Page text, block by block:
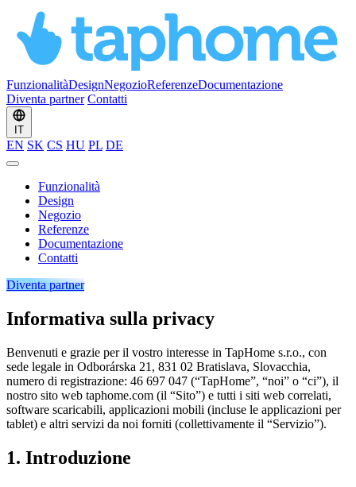
FunzionalitàDesignNegozioReferenzeDocumentazione
Diventa partner Contatti
IT
EN SK CS HU PL DE
Funzionalità
Design
Negozio
Referenze
Documentazione
Contatti
Diventa partner
Informativa sulla privacy
Benvenuti e grazie per il vostro interesse in TapHome s.r.o., con
sede legale in Odborárska 21, 831 02 Bratislava, Slovacchia,
numero di registrazione: 46 697 047 (“TapHome”, “noi” o “ci”), il
nostro sito web taphome.com (il “Sito”) e tutti i siti web correlati,
software scaricabili, applicazioni mobili (incluse le applicazioni per
tablet) e altri servizi da noi forniti (collettivamente il “Servizio”).
1. Introduzione